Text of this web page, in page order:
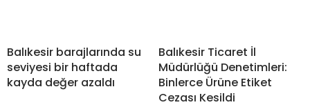
Balıkesir barajlarında su
seviyesi bir haftada
kayda değer azaldı
Balıkesir Ticaret İl
Müdürlüğü Denetimleri:
Binlerce Ürüne Etiket
Cezası Kesildi